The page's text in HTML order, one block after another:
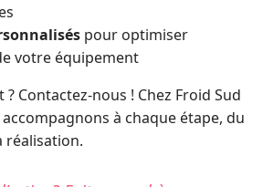
pour optimiser
votre équipement
Contactez-nous ! Chez Froid Sud
à chaque étape, du
réalisation.